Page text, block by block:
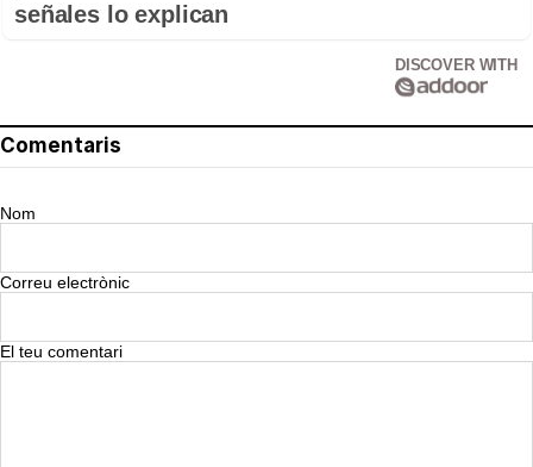
señales lo explican
DISCOVER WITH
Comentaris
Nom
Correu electrònic
El teu comentari